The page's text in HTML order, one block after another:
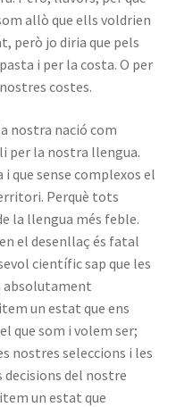
allò que ells voldrien
però jo diria que pels
i per la costa. O per
costes.
nostra nació com
per la nostra llengua.
que sense complexos el
Perquè tots
la llengua més feble.
el desenllaç és fatal
científic sap que les
absolutament
un estat que ens
que som i volem ser;
nostres seleccions i les
del nostre
un estat que